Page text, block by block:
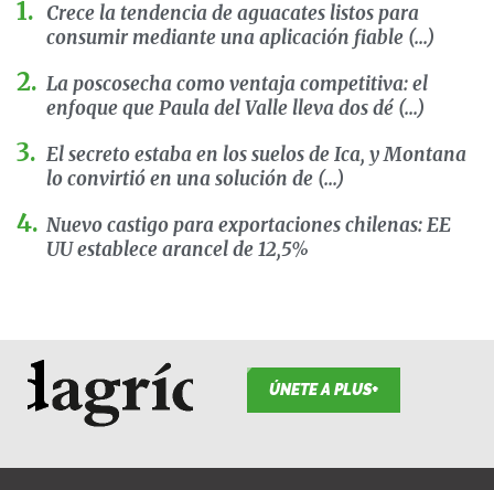
Crece la tendencia de aguacates listos para
consumir mediante una aplicación fiable (...)
La poscosecha como ventaja competitiva: el
enfoque que Paula del Valle lleva dos dé (...)
El secreto estaba en los suelos de Ica, y Montana
lo convirtió en una solución de (...)
Nuevo castigo para exportaciones chilenas: EE
UU establece arancel de 12,5%
ÚNETE A PLUS+